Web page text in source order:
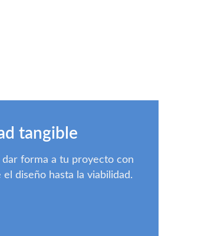
tangible
forma a tu proyecto con
diseño hasta la viabilidad.